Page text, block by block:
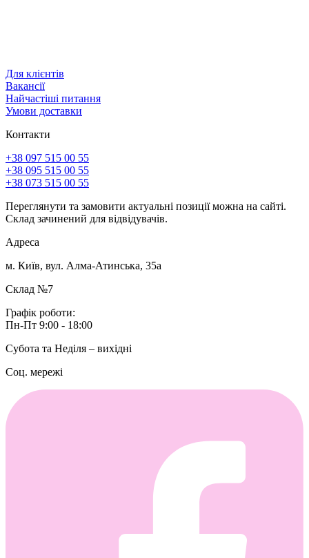
Для клієнтів
Вакансії
Найчастіші питання
Умови доставки
Контакти
+38 097 515 00 55
+38 095 515 00 55
+38 073 515 00 55
Переглянути та замовити актуальні позиції можна на сайті.
Склад зачинений для відвідувачів.
Адреса
м. Київ, вул. Алма-Атинська, 35а
Склад №7
Графік роботи:
Пн-Пт 9:00 - 18:00
Субота та Неділя – вихідні
Соц. мережі